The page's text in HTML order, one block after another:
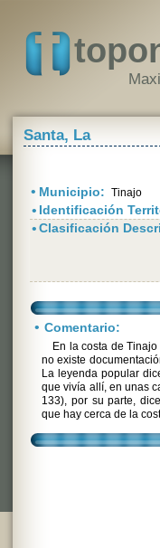
Santa, La
• Municipio: Tinajo
• Identificación
•Clasificación
• Comentario:
En la costa de
no existe
La leyenda popular
que vivía allí, en unas
133), por su parte,
que hay cerca de la